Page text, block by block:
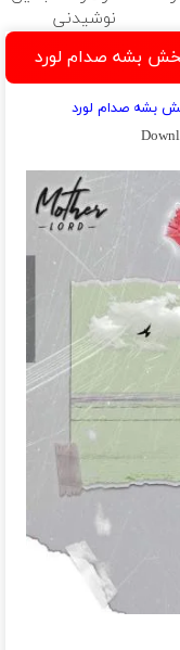
رو
نوشیدنی
با نصف قیمت
🔥
بشه صدام لورد
بشه صدام لورد